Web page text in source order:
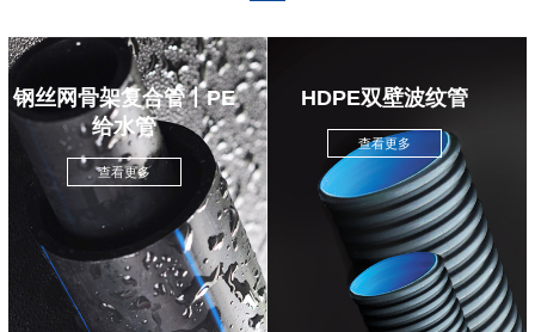
钢丝网骨架复合管丨PE
给水管
查看更多
HDPE双壁波纹管
查看更多